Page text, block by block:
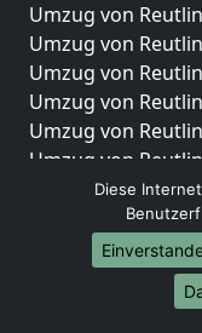
Umzug von
Umzug von
Umzug von
Umzug von
Umzug von
Umzug von
Umzug von
Umzug von
Umzug von
Diese